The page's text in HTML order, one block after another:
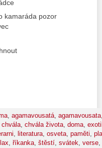
kamaráda pozor
agamavousatá agamavousata
chvála chvála života doma
literatura osveta paměti
říkanka štěstí svátek verse